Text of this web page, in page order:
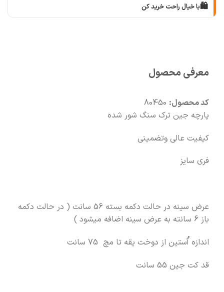
🛍️با خیال راحت خرید کن
🧡بعد از خرید هم کنارتیم
معرفی محصول
کد محصول: 80450
پارچه جین ترک سنگ شور شده
کیفیت عالی وتضمینی
فری سایز
عرض سینه در حالت دکمه بسته 56 سانت ( در حالت دکمه
باز 6 سانته به عرض سینه اضافه میشود )
اندازه آُستین از دوخت یقه تا مچ 75 سانت
قد کت جین 55 سانت